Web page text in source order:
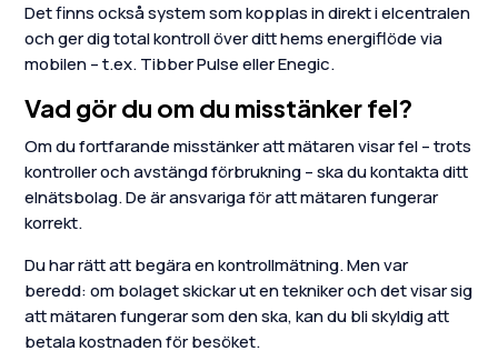
Det finns också system som kopplas in direkt i elcentralen
och ger dig total kontroll över ditt hems energiflöde via
mobilen – t.ex. Tibber Pulse eller Enegic.
Vad gör du om du misstänker fel?
Om du fortfarande misstänker att mätaren visar fel – trots
kontroller och avstängd förbrukning – ska du kontakta ditt
elnätsbolag. De är ansvariga för att mätaren fungerar
korrekt.
Du har rätt att begära en kontrollmätning. Men var
beredd: om bolaget skickar ut en tekniker och det visar sig
att mätaren fungerar som den ska, kan du bli skyldig att
betala kostnaden för besöket.